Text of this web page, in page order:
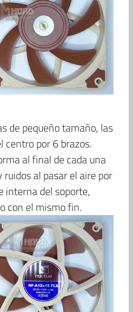
de pequeño tamaño, las
centro por 6 brazos.
al final de cada una
al pasar el aire por
interna del soporte,
con el mismo fin.